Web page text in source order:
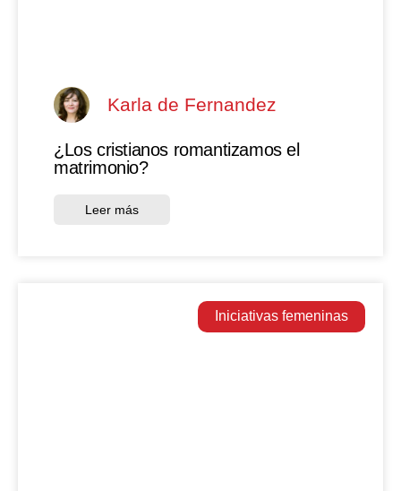
Karla de Fernandez
¿Los cristianos romantizamos el
matrimonio?
Leer más
Iniciativas femeninas